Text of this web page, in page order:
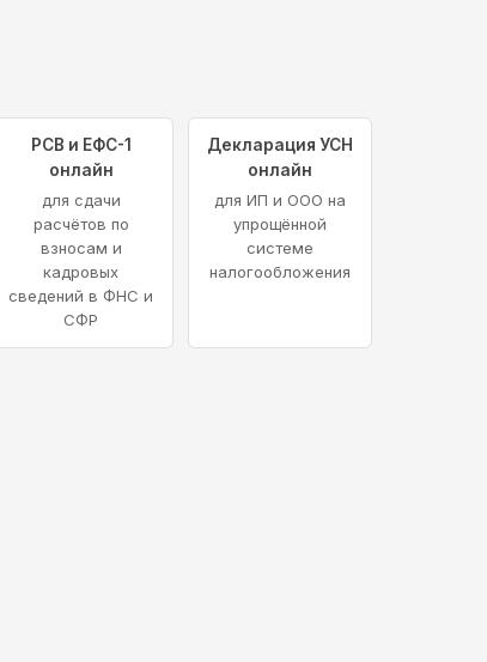
РСВ и ЕФС-1
онлайн
для сдачи
расчётов по
взносам и
кадровых
сведений в ФНС и
СФР
Декларация УСН
онлайн
для ИП и ООО на
упрощённой
системе
налогообложения